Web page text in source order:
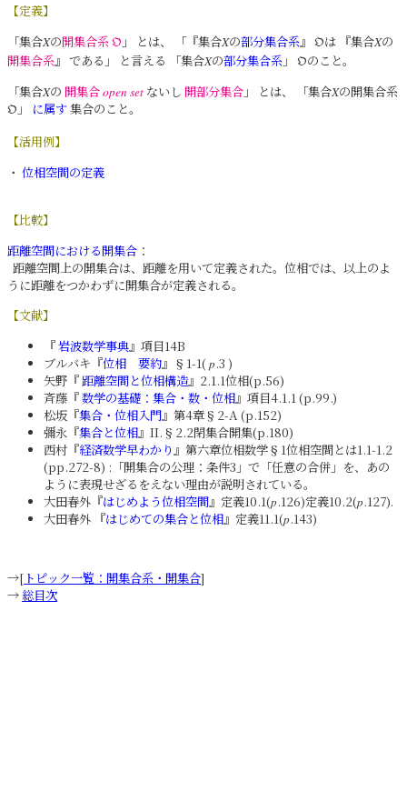
【定義】
「集合Xの開集合系𝔒 」 とは、 「『集合Xの部分集合系』 𝔒 は 『集合Xの
開集合系
』 である」 と言える 「集合Xの部分集合系 」 𝔒のこと。
「集合Xの 開集合open set ないし 開部分集合 」 とは、 「集合Xの開集合系
𝔒 」 に属す集合のこと。
【活用例】
・ 位相空間の定義
【比較】
距離空間における開集合 ：
距離空間上の開集合は、距離を用いて定義された。位相では、以上のよ
うに距離をつかわずに開集合が定義される。
【文献】
『岩波数学事典』項目14B
ブルバキ『位相 要約』§1-1( p.3 )
矢野『距離空間と位相構造』2.1.1位相(p.56)
斉藤『数学の基礎：集合・数・位相』項目4.1.1 (p.99.)
松坂『集合・位相入門』第4章§2-A (p.152)
彌永『集合と位相』II.§2.2閉集合開集(p.180)
西村『経済数学早わかり』第六章位相数学§1位相空間とは1.1-1.2
(pp.272-8) :「開集合の公理：条件3」で「任意の合併」を、あの
ように表現せざるをえない理由が説明されている。
大田春外『はじめよう位相空間』定義10.1(p.126)定義10.2(p.127).
大田春外 『はじめての集合と位相』定義11.1(p.143)
→[ トピック一覧：開集合系・開集合]
→ 総目次